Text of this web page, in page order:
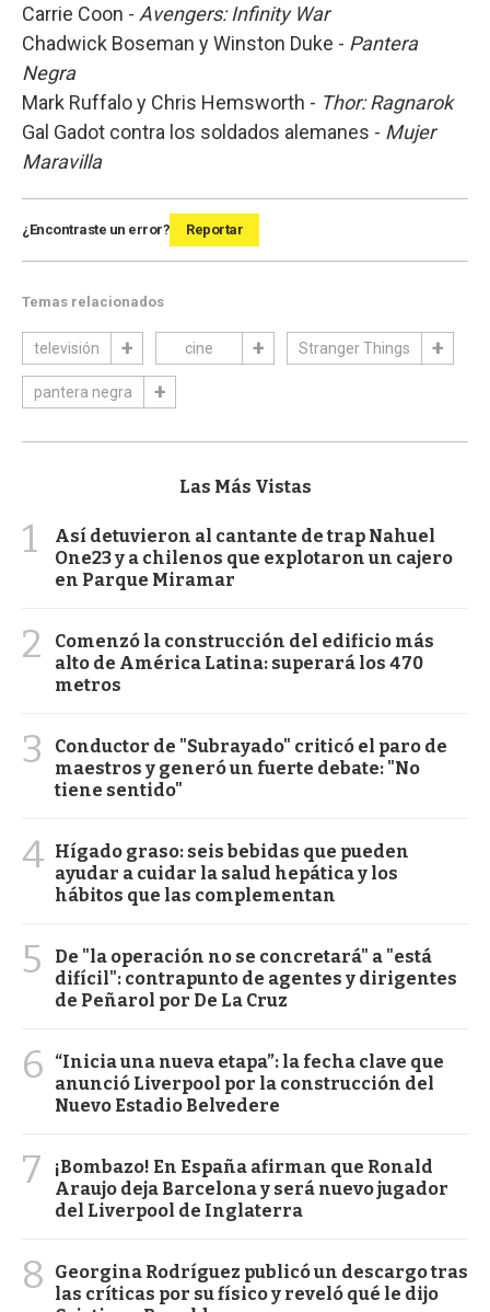
Carrie Coon - Avengers: Infinity War
Chadwick Boseman y Winston Duke - Pantera
Negra
Mark Ruffalo y Chris Hemsworth - Thor: Ragnarok
Gal Gadot contra los soldados alemanes - Mujer
Maravilla
¿Encontraste un error? Reportar
Temas relacionados
televisión cine Stranger Things
pantera negra
Las Más Vistas
1
Así detuvieron al cantante de trap Nahuel
One23 y a chilenos que explotaron un cajero
en Parque Miramar
2
Comenzó la construcción del edificio más
alto de América Latina: superará los 470
metros
3
Conductor de "Subrayado" criticó el paro de
maestros y generó un fuerte debate: "No
tiene sentido"
4 Hígado graso: seis bebidas que pueden
ayudar a cuidar la salud hepática y los
hábitos que las complementan
5
De "la operación no se concretará" a "está
difícil": contrapunto de agentes y dirigentes
de Peñarol por De La Cruz
6
“Inicia una nueva etapa”: la fecha clave que
anunció Liverpool por la construcción del
Nuevo Estadio Belvedere
7
¡Bombazo! En España afirman que Ronald
Araujo deja Barcelona y será nuevo jugador
del Liverpool de Inglaterra
8
Georgina Rodríguez publicó un descargo tras
las críticas por su físico y reveló qué le dijo